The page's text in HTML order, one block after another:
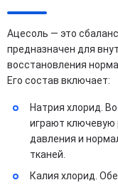
Ацесоль — это
предназначен для
восстановления
Его состав включает:
Натрия хлорид.
играют ключевую
давления и
тканей.
Калия хлорид.